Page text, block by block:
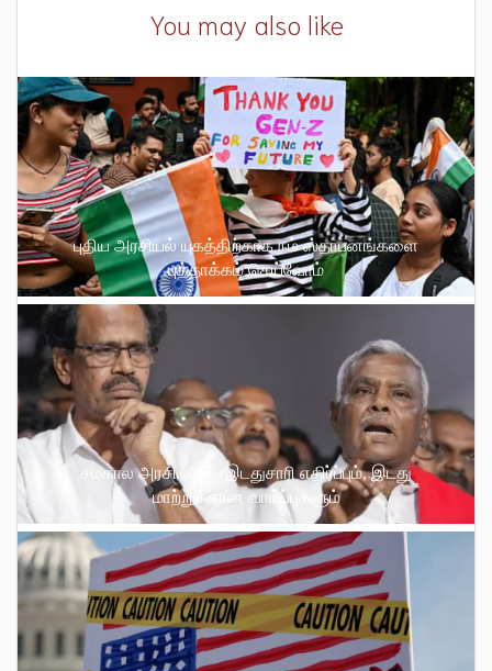
You may also like
புதிய அரசியல் யுகத்திற்காக நம் ஸ்தாபனங்களை
புத்தாக்கம் செய்வோம்
சமகால அரசியலில் இடதுசாரி எதிர்ப்பும், இடது
மாற்றுக்கான வாய்ப்புகளும்